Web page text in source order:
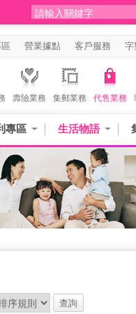
營業據點 客戶服務 字
壽險業務 集郵業務 代售業務
專區 生活物語